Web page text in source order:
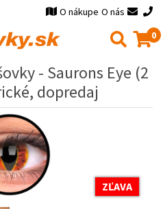
O nákupe O nás
0
- Saurons Eye (2
dopredaj
ZĽAVA